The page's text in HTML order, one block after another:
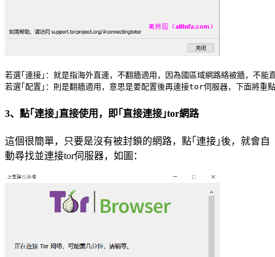
若選｢連接｣：就是指海外直連，不翻牆適用，因為國區域網路絡被牆，不
3、點｢連接｣直接使用，即｢直接連接｣tor網路
這個很簡單，只要是沒有被封鎖的網路，點｢連接｣後，就會自
動尋找並連接tor伺服器，如圖：